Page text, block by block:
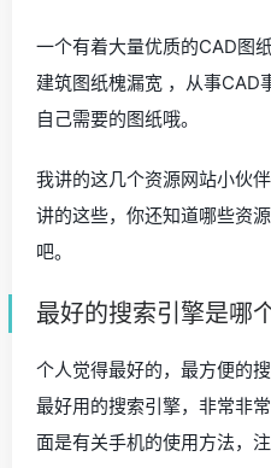
一个有着大量优质的CAD图
建筑图纸槐漏宽 ，从事CAD
自己需要的图纸哦。
我讲的这几个资源网站小伙
讲的这些，你还知道哪些资
吧。
最好的搜索引擎是哪
个人觉得最好的，最方便的
最好用的搜索引擎，非常非
面是有关手机的使用方法，